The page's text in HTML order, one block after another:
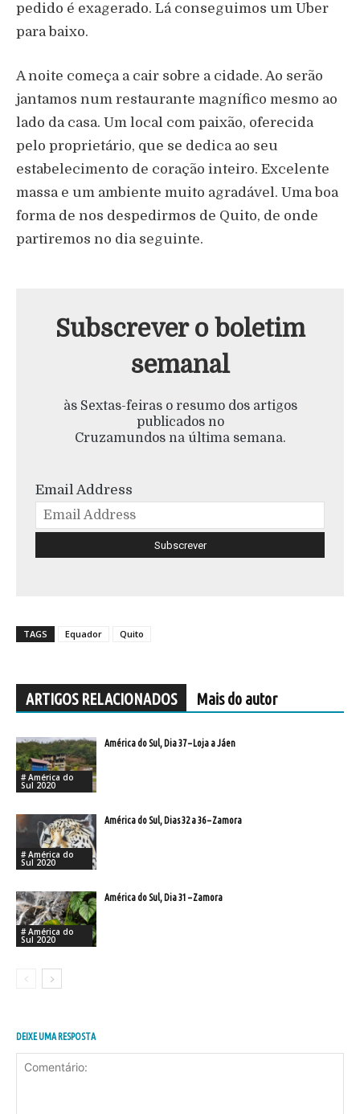
pedido é exagerado. Lá conseguimos um Uber
para baixo.
A noite começa a cair sobre a cidade. Ao serão
jantamos num restaurante magnífico mesmo ao
lado da casa. Um local com paixão, oferecida
pelo proprietário, que se dedica ao seu
estabelecimento de coração inteiro. Excelente
massa e um ambiente muito agradável. Uma boa
forma de nos despedirmos de Quito, de onde
partiremos no dia seguinte.
Subscrever o boletim
semanal
às Sextas-feiras o resumo dos artigos
publicados no
Cruzamundos na última semana.
Email Address
TAGS Equador Quito
ARTIGOS RELACIONADOS Mais do autor
# América do
Sul 2020
América do Sul, Dia 37 – Loja a Jáen
# América do
Sul 2020
América do Sul, Dias 32 a 36 – Zamora
# América do
Sul 2020
América do Sul, Dia 31 – Zamora
DEIXE UMA RESPOSTA